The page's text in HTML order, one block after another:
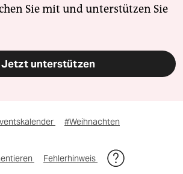
Sie mit und unterstützen Sie
Jetzt unterstützen
#Weihnachten
Fehlerhinweis